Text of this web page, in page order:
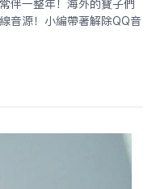
伴一整年！海外的寶子們
音源！小編帶着解除QQ音